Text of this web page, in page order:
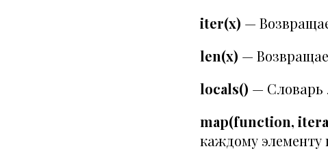
iter(x) —
len(x) —
locals() — Словарь
map(function,
каждому элементу